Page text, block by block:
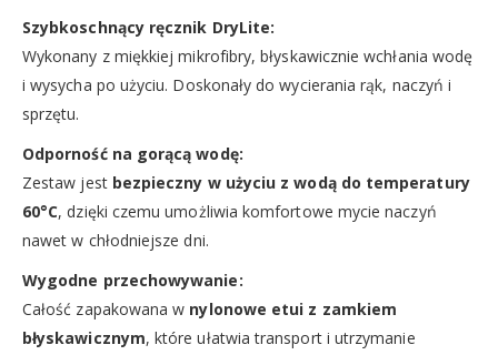
Szybkoschnący ręcznik DryLite:
Wykonany z miękkiej mikrofibry, błyskawicznie wchłania wodę
i wysycha po użyciu. Doskonały do wycierania rąk, naczyń i
sprzętu.
Odporność na gorącą wodę:
Zestaw jest bezpieczny w użyciu z wodą do temperatury
60°C, dzięki czemu umożliwia komfortowe mycie naczyń
nawet w chłodniejsze dni.
Wygodne przechowywanie:
Całość zapakowana w nylonowe etui z zamkiem
błyskawicznym, które ułatwia transport i utrzymanie